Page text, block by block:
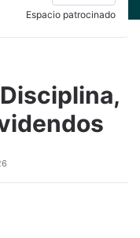
Espacio patrocinado